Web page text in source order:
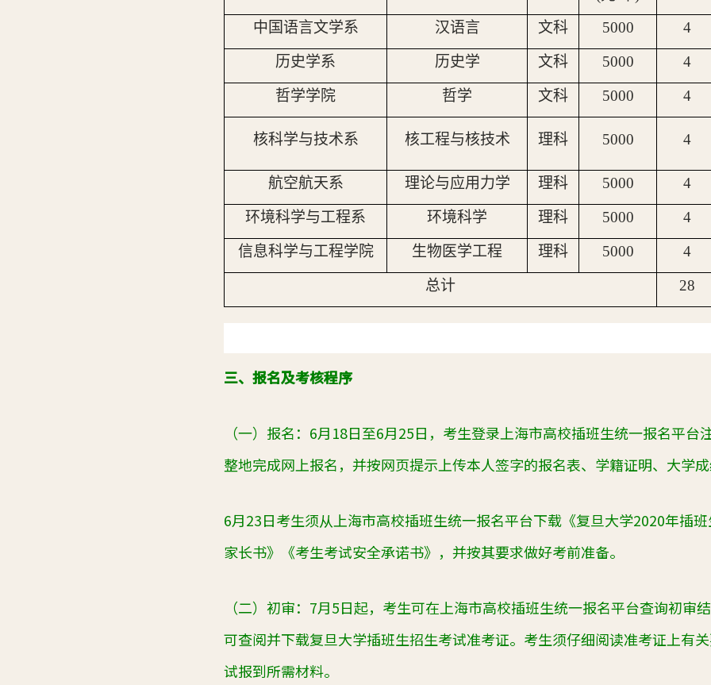
中国语言文学系 汉语言 文科 5000 4
历史学系 历史学 文科 5000 4
哲学学院 哲学 文科 5000 4
核科学与技术系 核工程与核技术 理科 5000 4
航空航天系
理论与应用力学 理科 5000 4
环境科学与工程系 环境科学 理科 5000 4
信息科学与工程学院 生物医学工程 理科 5000 4
总计 28
三、报名及考核程序
（一）报名：6月18日至6月25日，考生登录上海市高校插班生统一报名平台
整地完成网上报名，并按网页提示上传本人签字的报名表、学籍证明、大学成
6月23日考生须从上海市高校插班生统一报名平台下载《复旦大学2020年插班
家长书》《考生考试安全承诺书》，并按其要求做好考前准备。
（二）初审：7月5日起，考生可在上海市高校插班生统一报名平台查询初审
可查阅并下载复旦大学插班生招生考试准考证。考生须仔细阅读准考证上有
试报到所需材料。